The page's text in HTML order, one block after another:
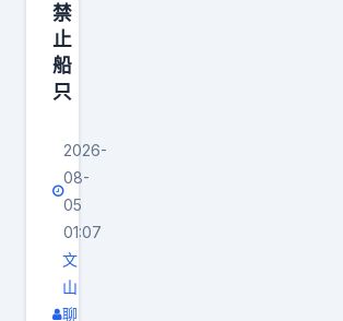
空
联
合
事
演
习
，
每
天
禁
止
船
只
2026-
08-
05
01:07
文
山
聊